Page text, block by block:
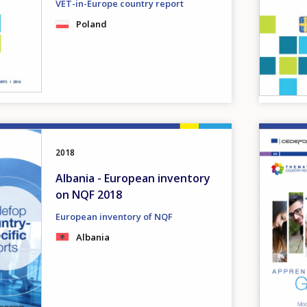
VET-in-Europe country report
Poland
2018
Albania - European inventory
on NQF 2018
European inventory of NQF
Albania
Image